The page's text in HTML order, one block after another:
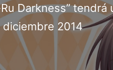
Darkness” tendrá
diciembre 2014